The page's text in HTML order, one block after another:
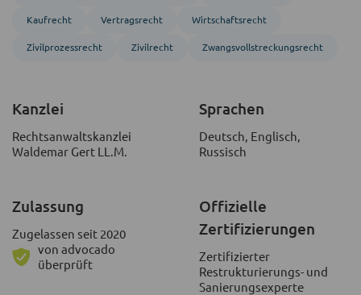
Kaufrecht Vertragsrecht Wirtschaftsrecht
Zivil­prozess­recht Zivil­recht Zwangs­vollstreckungs­recht
Kanzlei
Rechtsanwaltskanzlei
Waldemar Gert LL.M.
Sprachen
Deutsch, Englisch,
Russisch
Zulassung
Zugelassen seit 2020
von advocado
überprüft
Offizielle
Zertifizierungen
Zertifizierter
Restrukturierungs- und
Sanierungsexperte